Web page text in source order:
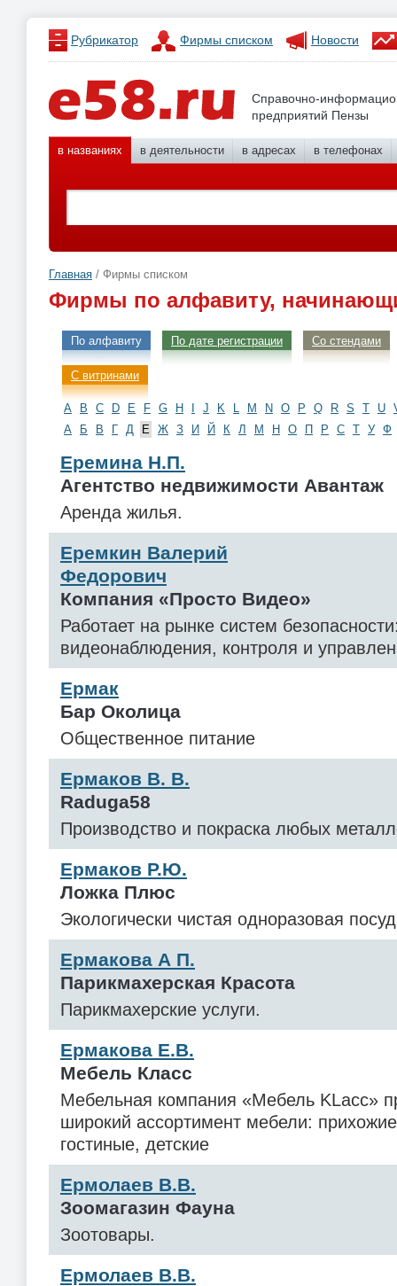
Рубрикатор Фирмы списком Новости
Справочно-
предприятий Пензы
в названиях в деятельности в адресах в телефонах
Главная / Фирмы списком
Фирмы по алфавиту,
По алфавиту По дате регистрации Со стендами
С витринами
A B C D E F G H J K M N O P Q R S T U
А
Б В Г Д Е Ж З И Й К Л М Н О П Р С Т У Ф
Еремина Н.П.
Агентство недвижимости Авантаж
Аренда жилья.
Еремкин Валерий
Федорович
Компания «Просто Видео»
Работает на рынке систем
видеонаблюдения, контроля и
Ермак
Бар Околица
Общественное питание
Ермаков В. В.
Raduga58
Производство и покраска любых
Ермаков Р.Ю.
Ложка Плюс
Экологически чистая одноразовая
Ермакова А П.
Парикмахерская Красота
Парикмахерские услуги.
Ермакова Е.В.
Мебель Класс
Мебельная компания «Мебель KLacc»
широкий ассортимент мебели:
гостиные, детские
Ермолаев В.В.
Зоомагазин Фауна
Зоотовары.
Ермолаев В.В.